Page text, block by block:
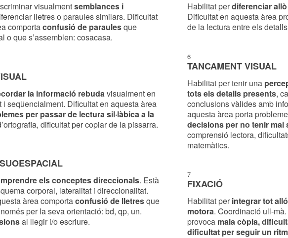
visualmentsemblances i
lletres o paraules similars. Dificultat
comportaconfusió de paraulesque
o que s’assemblen: cosa­casa.
la informació rebuda visualment en
i seqüencialment. Dificultat en aquesta àrea
per passar de lectura sil·làbica a la
dificultat per copiar de la pissarra.
els conceptes direccionals. Està
corporal, lateralitat i direccionalitat.
àrea comportaconfusió de lletresque
per la seva orientació: b­d, q­p, u­n.
al llegir i/o escriure.
Habilitat perdiferenciar
Dificultat en aquesta àrea
de la lectura entre els
6
TANCAMENT VISUAL
Habilitat per tenir una
tots els detalls presents,
conclusions vàlides amb
aquesta àrea porta
decisions per no tenir
comprensió lectora,
matemàtics.
7
FIXACIÓ
Habilitat per integrar tot
motora. Coordinació ull­-
provoca mala còpia,
dificultat per seguir un